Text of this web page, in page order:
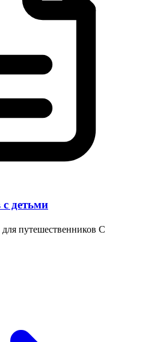
детьми
путешественников С